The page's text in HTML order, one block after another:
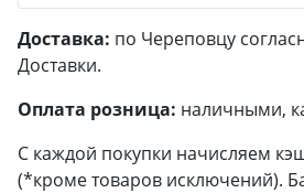
Доставка: по Череповцу
Доставки.
Оплата розница: наличными,
С каждой покупки начисляем
(*кроме товаров исключений).